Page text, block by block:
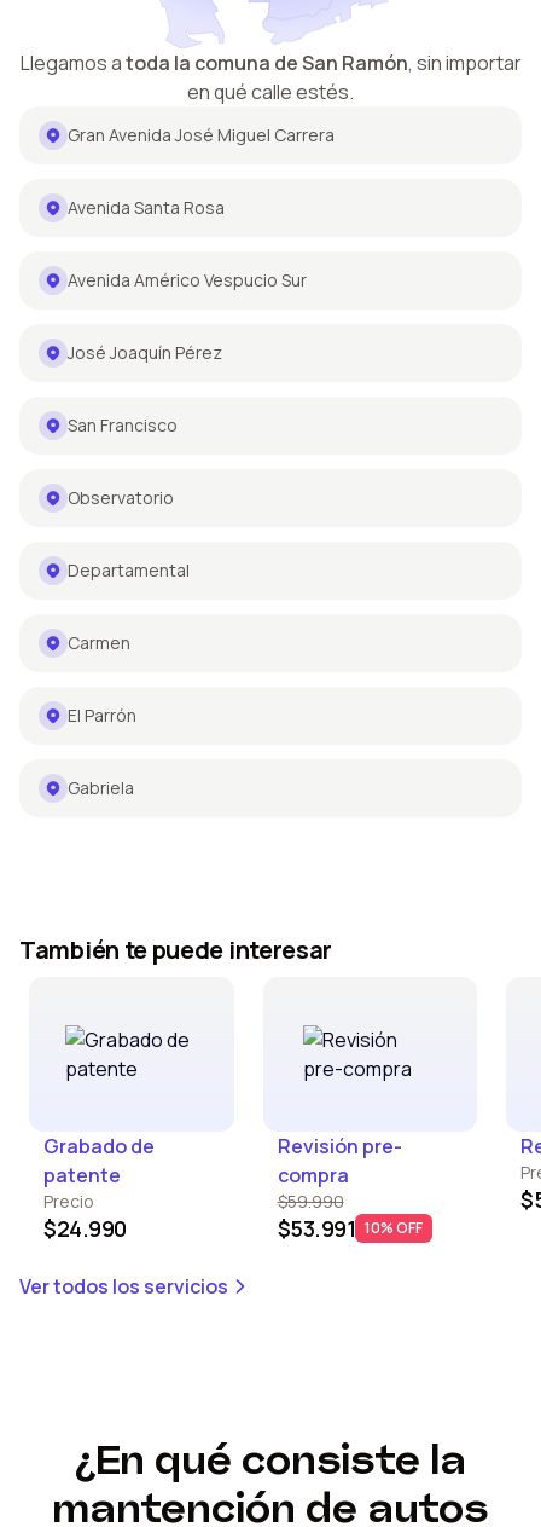
Llegamos atoda la comuna deSan Ramón, sin importar
en qué calle estés.
Gran Avenida José Miguel Carrera
Avenida Santa Rosa
Avenida Américo Vespucio Sur
José Joaquín Pérez
San Francisco
Observatorio
Departamental
Carmen
El Parrón
Gabriela
También te puede interesar
Grabado de
patente
Precio
$24.990
Revisión pre-
compra
$59.990
$53.991 10% OFF
Ver todos los servicios
¿En qué consiste la
mantención de autos